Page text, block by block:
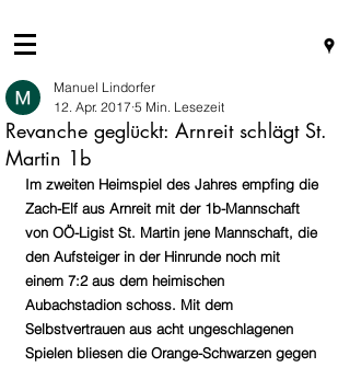
Revanche geglückt: Arnreit schlägt St.
Martin 1b
Manuel Lindorfer
12. Apr. 2017 5 Min. Lesezeit
Im zweiten Heimspiel des Jahres empfing die
Zach-Elf aus Arnreit mit der 1b-Mannschaft
von OÖ-Ligist St. Martin jene Mannschaft, die
den Aufsteiger in der Hinrunde noch mit
einem 7:2 aus dem heimischen
Aubachstadion schoss. Mit dem
Selbstvertrauen aus acht ungeschlagenen
Spielen bliesen die Orange-Schwarzen gegen